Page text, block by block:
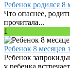
Ребенок родился 8
Что опаснее,
прочитала...
1
Ребенок 8 месяцев
Ребенок